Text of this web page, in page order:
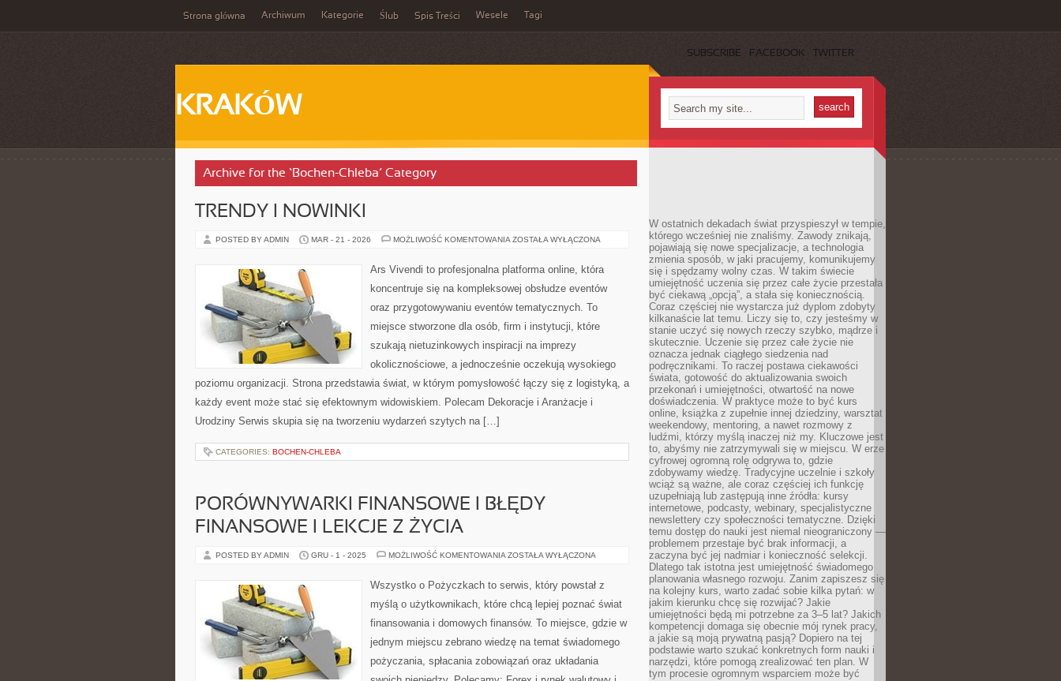
Strona główna Archiwum Kategorie Ślub Spis Treści Wesele Tagi
SUBSCRIBE FACEBOOK TWITTER
KRAKÓW
Archive for the ‘Bochen-Chleba’ Category
TRENDY I NOWINKI
POSTED BY ADMIN MAR - 21 - 2026 MOŻLIWOŚĆ KOMENTOWANIA TRENDY
ZOSTAŁA WYŁĄCZONA
Ars Vivendi to profesjonalna platforma online, która
koncentruje się na kompleksowej obsłudze eventów
oraz przygotowywaniu eventów tematycznych. To
miejsce stworzone dla osób, firm i instytucji, które
szukają nietuzinkowych inspiracji na imprezy
okolicznościowe, a jednocześnie oczekują wysokiego
poziomu organizacji. Strona przedstawia świat, w którym pomysłowość łączy się z logistyką, a
każdy event może stać się efektownym widowiskiem. Polecam Dekoracje i Aranżacje i
Urodziny Serwis skupia się na tworzeniu wydarzeń szytych na […]
CATEGORIES: BOCHEN-CHLEBA
PORÓWNYWARKI FINANSOWE I BŁĘDY
FINANSOWE I LEKCJE Z ŻYCIA
POSTED BY ADMIN GRU - 1 - 2025 MOŻLIWOŚĆ KOMENTOWANIA PORÓWNYWARKI
BŁĘDY
FINANSOWE
LEKCJE
ŻYCIA
ZOSTAŁA WYŁĄCZONA
Wszystko o Pożyczkach to serwis, który powstał z
myślą o użytkownikach, które chcą lepiej poznać świat
finansowania i domowych finansów. To miejsce, gdzie w
jednym miejscu zebrano wiedzę na temat świadomego
pożyczania, spłacania zobowiązań oraz układania
W ostatnich dekadach świat przyspieszył w tempie,
którego wcześniej nie znaliśmy. Zawody znikają,
pojawiają się nowe specjalizacje, a technologia
zmienia sposób, w jaki pracujemy, komunikujemy
się i spędzamy wolny czas. W takim świecie
umiejętność uczenia się przez całe życie przestała
być ciekawą „opcją”, a stała się koniecznością.
Coraz częściej nie wystarcza już dyplom zdobyty
kilkanaście lat temu. Liczy się to, czy jesteśmy w
stanie uczyć się nowych rzeczy szybko, mądrze i
skutecznie. Uczenie się przez całe życie nie
oznacza jednak ciągłego siedzenia nad
podręcznikami. To raczej postawa ciekawości
świata, gotowość do aktualizowania swoich
przekonań i umiejętności, otwartość na nowe
doświadczenia. W praktyce może to być kurs
online, książka z zupełnie innej dziedziny, warsztat
weekendowy, mentoring, a nawet rozmowy z
ludźmi, którzy myślą inaczej niż my. Kluczowe jest
to, abyśmy nie zatrzymywali się w miejscu. W erze
cyfrowej ogromną rolę odgrywa to, gdzie
zdobywamy wiedzę. Tradycyjne uczelnie i szkoły
wciąż są ważne, ale coraz częściej ich funkcję
uzupełniają lub zastępują inne źródła: kursy
internetowe, podcasty, webinary, specjalistyczne
newslettery czy społeczności tematyczne. Dzięki
temu dostęp do nauki jest niemal nieograniczony —
problemem przestaje być brak informacji, a
zaczyna być jej nadmiar i konieczność selekcji.
Dlatego tak istotna jest umiejętność świadomego
planowania własnego rozwoju. Zanim zapiszesz się
na kolejny kurs, warto zadać sobie kilka pytań: w
jakim kierunku chcę się rozwijać? Jakie
umiejętności będą mi potrzebne za 3–5 lat? Jakich
kompetencji domaga się obecnie mój rynek pracy,
a jakie są moją prywatną pasją? Dopiero na tej
podstawie warto szukać konkretnych form nauki i
narzędzi, które pomogą zrealizować ten plan. W
tym procesie ogromnym wsparciem może być